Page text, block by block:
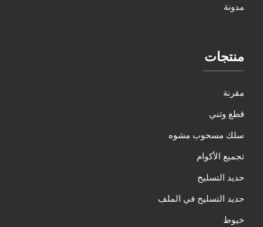
مدونة
منتجات
مقرنة
قطع وثني
سلك مسحوب مشوه
تجميع الأكوام
حديد التسليح
حديد التسليح في الملف
خيوط